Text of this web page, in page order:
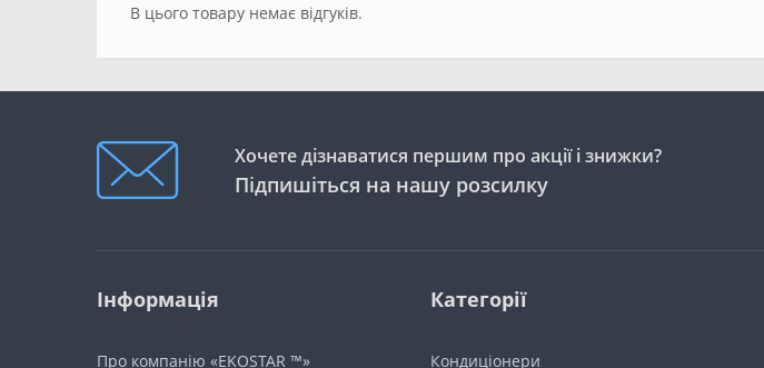
В цього товару немає відгуків.
Хочете дізнаватися першим про акції і знижки?
Підпишіться на нашу розсилку
Інформація
Про компанію «EKOSTAR ™»
Категорії
Кондиціонери